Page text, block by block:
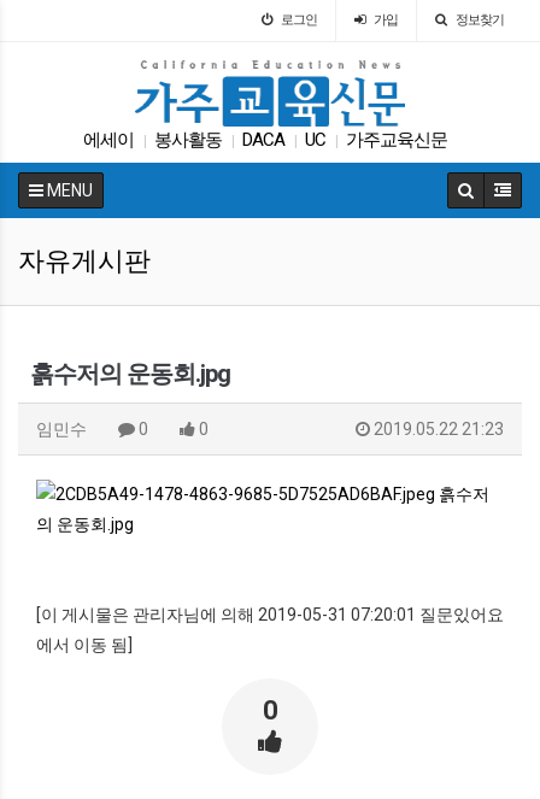
로그인 가입 정보찾기
에세이 봉사활동 DACA UC 가주교육신문
| 학자금 교육구 학교급식 LA교육구 원서
MENU
자유게시판
흙수저의 운동회.jpg
임민수 0 0 2019.05.22 21:23
[이 게시물은 관리자님에 의해 2019-05-31 07:20:01 질문있어요
에서 이동 됨]
0